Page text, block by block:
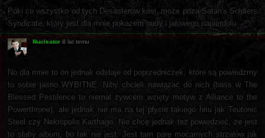
Póki co wszystko od tych Desasterów kosi, może poza Satan's Soldiers
Syndicate, który jest dla mnie pokazem nudy i jałowego napierdolu.
Nucleator 8 lat temu
No dla mnie to on jednak odstaje od poprzedniczek, które są powiedzmy
to sobie jasno WYBITNE. Niby chcieli nawiązać do nich (bass w The
Blessed Pestilence to niemal żywcem wzięty motyw z Alliance to the
Powerthrone), ale jednak nie ma na tej płycie takiego hitu jak Teutonic
Steel czy Nekropolis Karthago. Nie chcę jednak też powiedzieć, że jest
to słaby album, bo tak nie jest. Jest tam parę mocarnych strzałów jak